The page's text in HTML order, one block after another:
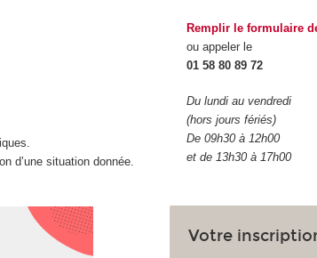
d’une situation donnée.
Remplir le formulaire
ou appeler le
01 58 80 89 72
Du lundi au vendredi
(hors jours fériés)
De 09h30 à 12h00
et de 13h30 à 17h00
Votre